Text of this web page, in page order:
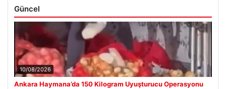
Güncel
10/08/2026
Ankara Haymana’da 150 Kilogram Uyuşturucu Operasyonu